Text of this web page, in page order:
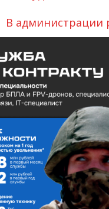
В администрации